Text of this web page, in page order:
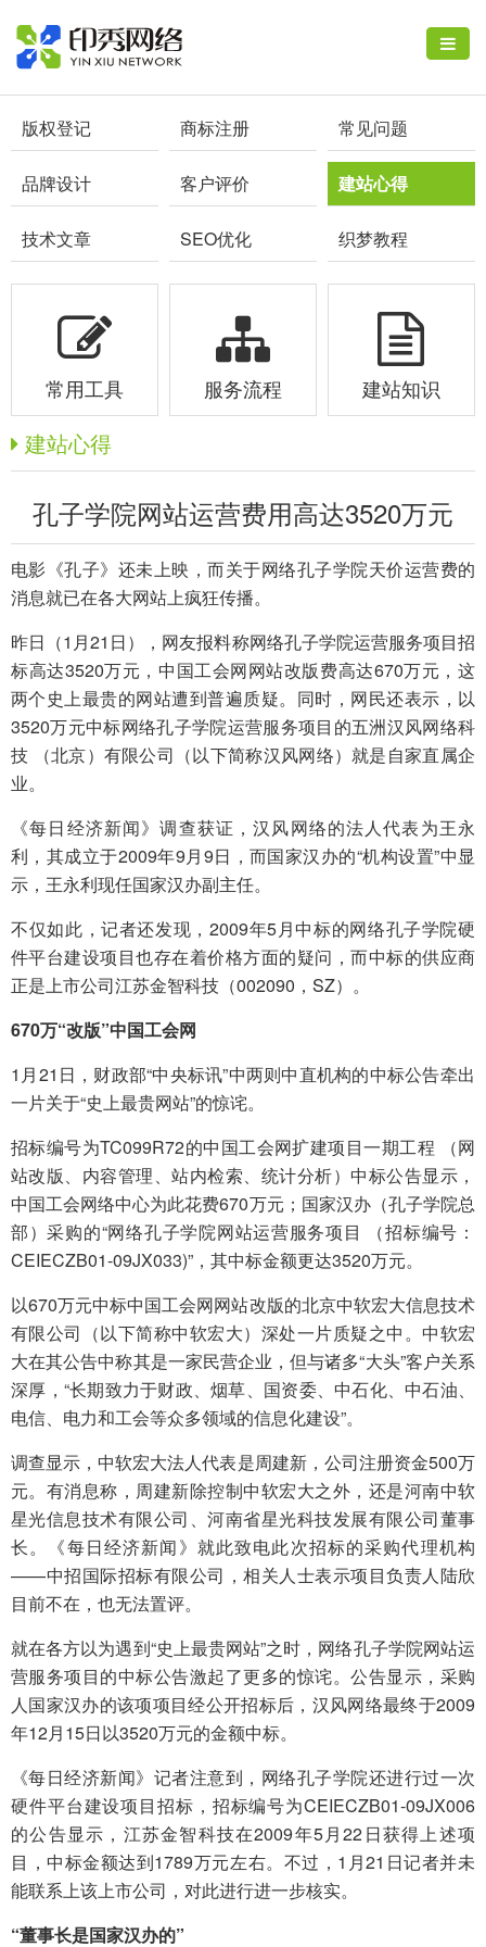
版权登记 商标注册 常见问题
品牌设计 客户评价 建站心得
技术文章 SEO优化 织梦教程
常用工具 服务流程 建站知识
建站心得
孔子学院网站运营费用高达3520万元
电影《孔子》还未上映，而关于网络孔子学院天价运营费的
消息就已在各大网站上疯狂传播。
昨日（1月21日），网友报料称网络孔子学院运营服务项目招
标高达3520万元，中国工会网网站改版费高达670万元，这
两个史上最贵的网站遭到普遍质疑。同时，网民还表示，以
3520万元中标网络孔子学院运营服务项目的五洲汉风网络科
技 （北京）有限公司（以下简称汉风网络）就是自家直属企
业。
《每日经济新闻》调查获证，汉风网络的法人代表为王永
利，其成立于2009年9月9日，而国家汉办的“机构设置”中显
示，王永利现任国家汉办副主任。
不仅如此，记者还发现，2009年5月中标的网络孔子学院硬
件平台建设项目也存在着价格方面的疑问，而中标的供应商
正是上市公司江苏金智科技（002090，SZ）。
670万“改版”中国工会网
1月21日，财政部“中央标讯”中两则中直机构的中标公告牵出
一片关于“史上最贵网站”的惊诧。
招标编号为TC099R72的中国工会网扩建项目一期工程 （网
站改版、内容管理、站内检索、统计分析）中标公告显示，
中国工会网络中心为此花费670万元；国家汉办（孔子学院总
部）采购的“网络孔子学院网站运营服务项目 （招标编号：
CEIECZB01-09JX033)”，其中标金额更达3520万元。
以670万元中标中国工会网网站改版的北京中软宏大信息技术
有限公司（以下简称中软宏大）深处一片质疑之中。中软宏
大在其公告中称其是一家民营企业，但与诸多“大头”客户关系
深厚，“长期致力于财政、烟草、国资委、中石化、中石油、
电信、电力和工会等众多领域的信息化建设”。
调查显示，中软宏大法人代表是周建新，公司注册资金500万
元。有消息称，周建新除控制中软宏大之外，还是河南中软
星光信息技术有限公司、河南省星光科技发展有限公司董事
长。《每日经济新闻》就此致电此次招标的采购代理机构
——中招国际招标有限公司，相关人士表示项目负责人陆欣
目前不在，也无法置评。
就在各方以为遇到“史上最贵网站”之时，网络孔子学院网站运
营服务项目的中标公告激起了更多的惊诧。公告显示，采购
人国家汉办的该项项目经公开招标后，汉风网络最终于2009
年12月15日以3520万元的金额中标。
《每日经济新闻》记者注意到，网络孔子学院还进行过一次
硬件平台建设项目招标，招标编号为CEIECZB01-09JX006
的公告显示，江苏金智科技在2009年5月22日获得上述项
目，中标金额达到1789万元左右。不过，1月21日记者并未
能联系上该上市公司，对此进行进一步核实。
“董事长是国家汉办的”